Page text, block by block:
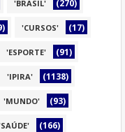
'BRASIL' (270)
'CURSOS' (17)
'ESPORTE' (91)
'IPIRA' (1138)
'MUNDO' (93)
(166)